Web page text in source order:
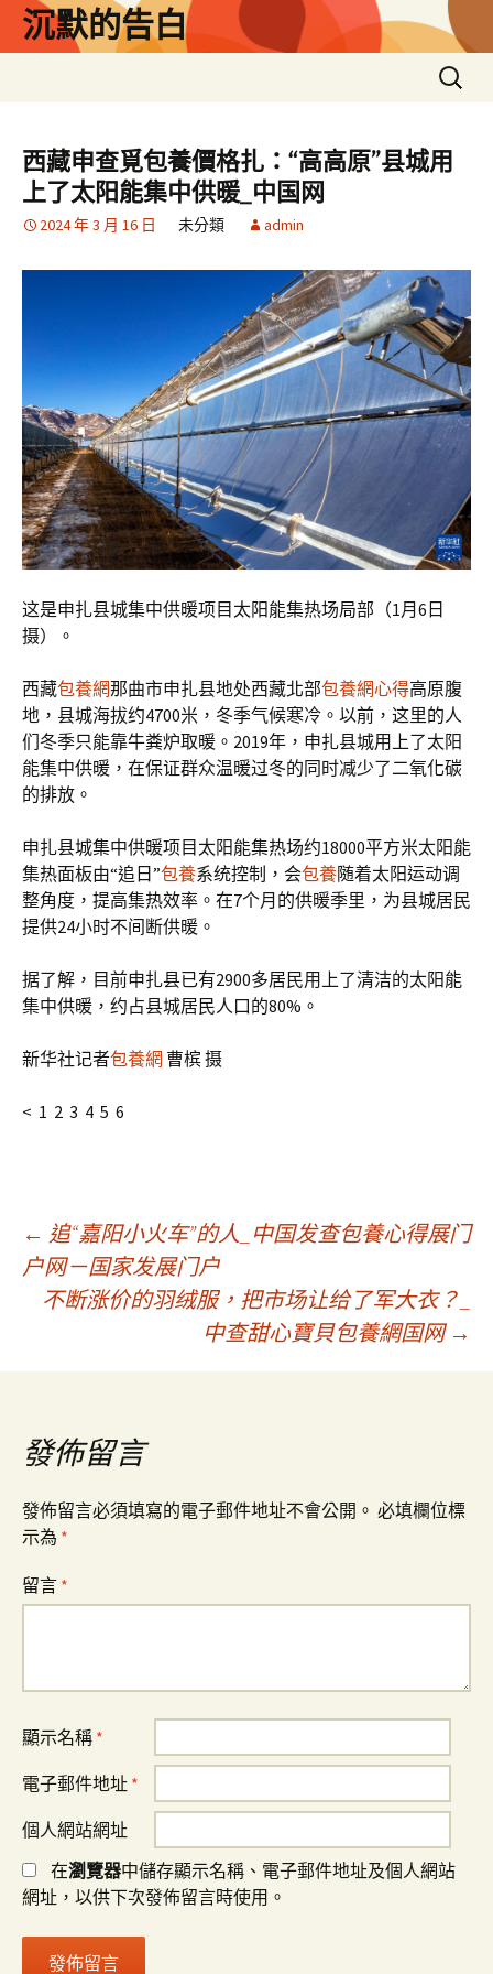
沉默的告白
搜
尋
鍵
字:
西藏申查覓包養價格扎：“高高原”县城用
上了太阳能集中供暖_中国网
2024 年 3 月 16 日 未分類 admin
这是申扎县城集中供暖项目太阳能集热场局部（1月6日
摄）。
西藏包養網那曲市申扎县地处西藏北部包養網心得高原腹
地，县城海拔约4700米，冬季气候寒冷。以前，这里的人
们冬季只能靠牛粪炉取暖。2019年，申扎县城用上了太阳
能集中供暖，在保证群众温暖过冬的同时减少了二氧化碳
的排放。
申扎县城集中供暖项目太阳能集热场约18000平方米太阳能
集热面板由“追日”包養系统控制，会包養随着太阳运动调
整角度，提高集热效率。在7个月的供暖季里，为县城居民
提供24小时不间断供暖。
据了解，目前申扎县已有2900多居民用上了清洁的太阳能
集中供暖，约占县城居民人口的80%。
新华社记者包養網 曹槟 摄
< 1 2 3 4 5 6
文
章
導
覽
← 追“嘉阳小火车”的人_中国发查包養心得展门
户网－国家发展门户
不断涨价的羽绒服，把市场让给了军大衣？_
中查甜心寶貝包養網国网 →
發佈留言
發佈留言必須填寫的電子郵件地址不會公開。 必填欄位標
示為 *
留言 *
顯示名稱 *
電子郵件地址 *
個人網站網址
在瀏覽器中儲存顯示名稱、電子郵件地址及個人網站
網址，以供下次發佈留言時使用。